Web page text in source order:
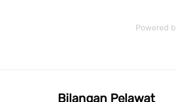
Powered
Bilangan Pelawat